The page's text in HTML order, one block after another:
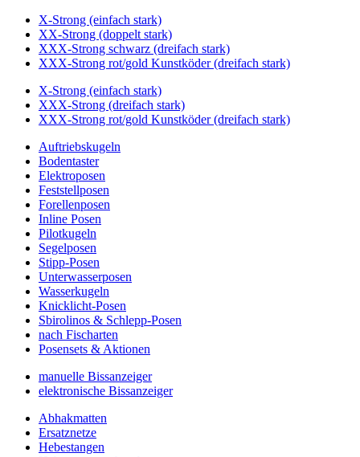
X-Strong (einfach stark)
XX-Strong (doppelt stark)
XXX-Strong schwarz (dreifach stark)
XXX-Strong rot/gold Kunstköder (dreifach stark)
X-Strong (einfach stark)
XXX-Strong (dreifach stark)
XXX-Strong rot/gold Kunstköder (dreifach stark)
Auftriebskugeln
Bodentaster
Elektroposen
Feststellposen
Forellenposen
Inline Posen
Pilotkugeln
Segelposen
Stipp-Posen
Unterwasserposen
Wasserkugeln
Knicklicht-Posen
Sbirolinos & Schlepp-Posen
nach Fischarten
Posensets & Aktionen
manuelle Bissanzeiger
elektronische Bissanzeiger
Abhakmatten
Ersatznetze
Hebestangen